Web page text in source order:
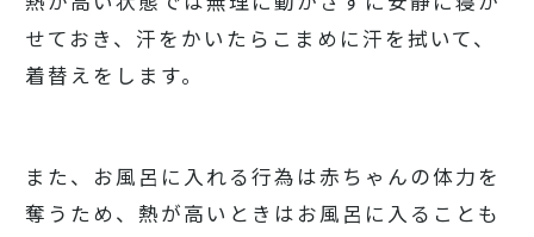
せておき、汗をかいたらこまめに汗を拭いて、
着替えをします。
また、お風呂に入れる行為は赤ちゃんの体力を
奪うため、熱が高いときはお風呂に入ることも